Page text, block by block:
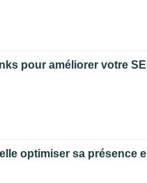
pour améliorer votre
optimiser sa présence